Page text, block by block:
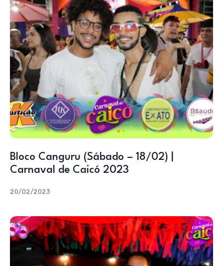
Bloco Canguru (Sábado – 18/02) |
Carnaval de Caicó 2023
20/02/2023